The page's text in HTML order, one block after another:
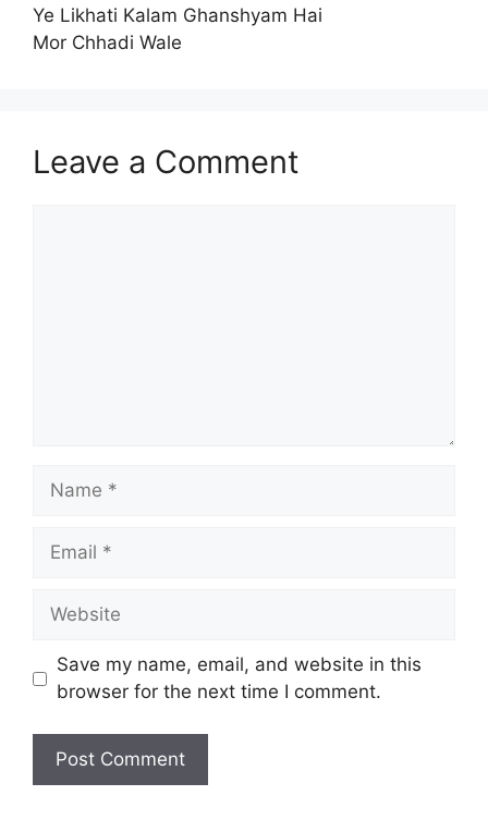
Ye Likhati Kalam Ghanshyam Hai
Mor Chhadi Wale
Leave a Comment
Name
Email
Website
Save my name, email, and website in this
browser for the next time I comment.